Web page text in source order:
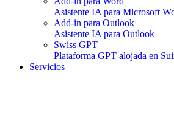
Asistente IA para Microsoft
Add-in para Outlook
Asistente IA para Outlook
Swiss GPT
Plataforma GPT alojada en
Servicios